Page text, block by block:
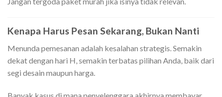
Kenapa Harus Pesan Sekarang, Bukan Nanti
Menunda pemesanan adalah kesalahan strategis. Semakin
dekat dengan hari H, semakin terbatas pilihan Anda, baik dari
segi desain maupun harga.